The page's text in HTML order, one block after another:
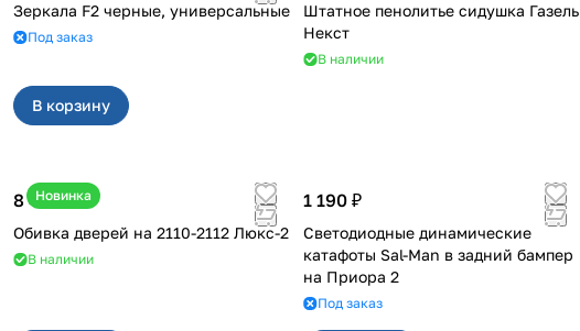
Зеркала F2 черные, универсальные
Под заказ
В корзину
Штатное пенолитье сидушка Газель
Некст
В наличии
Новинка
8 400 ₽
Обивка дверей на 2110-2112 Люкс-2
В наличии
1 190 ₽
Светодиодные динамические
катафоты Sal-Man в задний бампер
на Приора 2
Под заказ